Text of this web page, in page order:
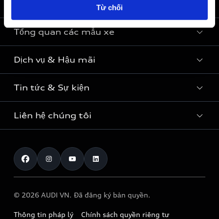
Từ chối
Tổng quan các mẫu xe
Các mẫu xe
Xe điện
Sedan
Sportback
Dịch vụ & Hậu mãi
Trung tâm dịch vụ Audi
Dịch vụ & Bảo dưỡng
Tra cứu chiến dịch triệu hồi
Đặt lịch hẹn dịch vụ
Lịch bảo dưỡng lưu động Audi 2026
Tin tức & Sự kiện
2026
Liên hệ chúng tôi
Thông tin đại lý
Tuyển dụng
© 2026 AUDI VN. Đã đăng ký bản quyền.
Thông tin pháp lý Chính sách quyền riêng tư